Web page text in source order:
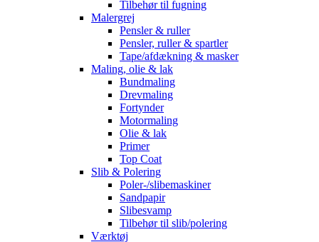
Tilbehør til fugning
Malergrej
Pensler & ruller
Pensler, ruller & spartler
Tape/afdækning & masker
Maling, olie & lak
Bundmaling
Drevmaling
Fortynder
Motormaling
Olie & lak
Primer
Top Coat
Slib & Polering
Poler-/slibemaskiner
Sandpapir
Slibesvamp
Tilbehør til slib/polering
Værktøj